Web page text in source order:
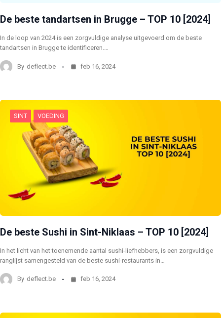
De beste tandartsen in Brugge – TOP 10 [2024]
In de loop van 2024 is een zorgvuldige analyse uitgevoerd om de beste
tandartsen in Brugge te identificeren.…
By deflect.be feb 16, 2024
SINT VOEDING
De beste Sushi in Sint-Niklaas – TOP 10 [2024]
In het licht van het toenemende aantal sushi-liefhebbers, is een zorgvuldige
ranglijst samengesteld van de beste sushi-restaurants in…
By deflect.be feb 16, 2024